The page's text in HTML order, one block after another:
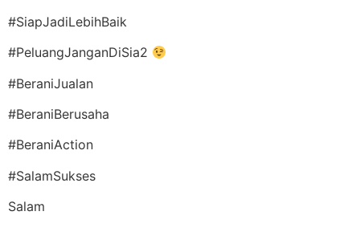
#SiapJadiLebihBaik
#PeluangJanganDiSia2
#BeraniJualan
#BeraniBerusaha
#BeraniAction
#SalamSukses
Salam